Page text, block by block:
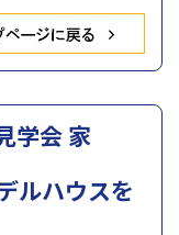
学会 家
ルハウスを